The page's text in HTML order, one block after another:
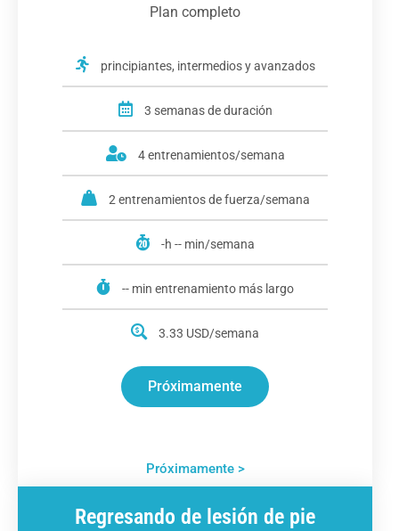
Plan completo
principiantes, intermedios y avanzados
3 semanas de duración
4 entrenamientos/semana
2 entrenamientos de fuerza/semana
-h -- min/semana
-- min entrenamiento más largo
3.33 USD/semana
Próximamente
Próximamente >
Regresando de lesión de pie